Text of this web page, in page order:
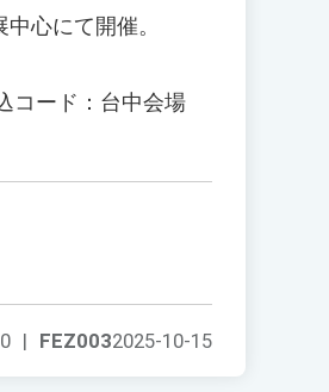
心にて開催。
コード：台中会場
FEZ0032025-10-15
|